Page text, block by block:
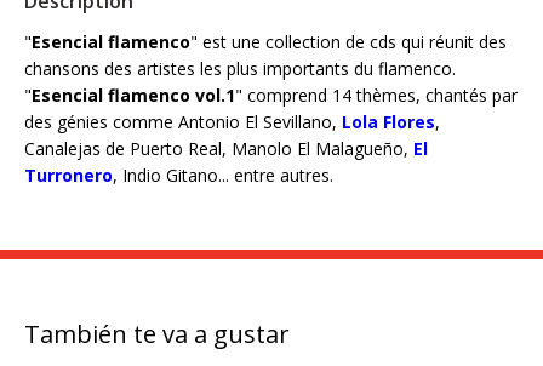
"Esencial flamenco" est une collection de cds qui réunit des
chansons des artistes les plus importants du flamenco.
"Esencial flamenco vol.1" comprend 14 thèmes, chantés par
des génies comme Antonio El Sevillano, Lola Flores,
Canalejas de Puerto Real, Manolo El Malagueño, El
Turronero, Indio Gitano... entre autres.
También te va a gustar